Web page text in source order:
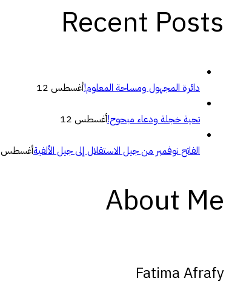
Recent Posts
دائرة المجهول ومساحة المعلوم!أغسطس 12
تحية خجلة ودعاء مبحوح!أغسطس 12
الفاتح نوفمبر من جيل الاستقلال إلى جيل الألفيةأغسطس 12
About Me
Fatima Afrafy